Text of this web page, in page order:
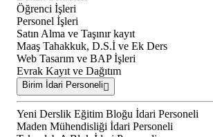
Öğrenci İşleri
Personel İşleri
Satın Alma ve Taşınır kayıt
Maaş Tahakkuk, D.S.İ ve Ek Ders
Web Tasarım ve BAP İşleri
Evrak Kayıt ve Dağıtım
Birim İdari Personeli
Yeni Derslik Eğitim Bloğu İdari Personeli
Maden Mühendisliği İdari Personeli